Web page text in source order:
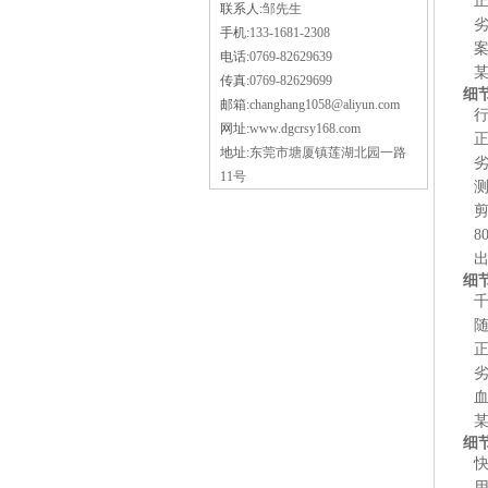
联系人:邹先生
手机:133-1681-2308
电话:0769-82629639
传真:0769-82629699
邮箱:changhang1058@aliyun.com
网址:www.dgcrsy168.com
地址:东莞市塘厦镇莲湖北园一路
11号
细
细
细